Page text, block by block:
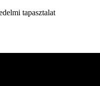
tapasztalat